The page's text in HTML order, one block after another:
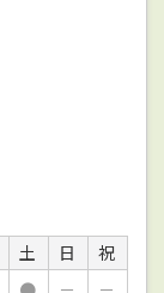
土 日
祝